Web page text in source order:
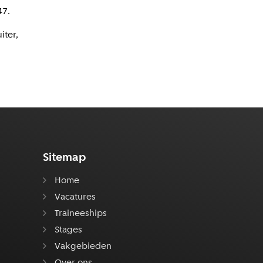
Sitemap
Home
Vacatures
Traineeships
Stages
Vakgebieden